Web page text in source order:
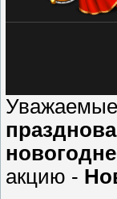
Уважаемые
акцию -